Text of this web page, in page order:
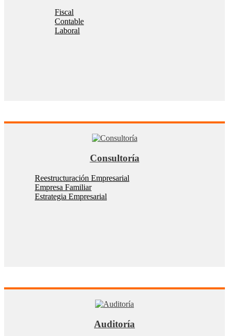
Fiscal
Contable
Laboral
Consultoría
Reestructuración Empresarial
Empresa Familiar
Estrategia Empresarial
Auditoría